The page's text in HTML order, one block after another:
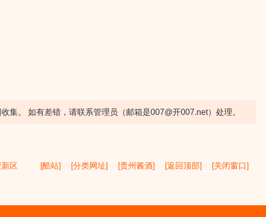
集。 如有差错，请联系管理员（邮箱是007@开007.net）处理。
区 [酷站] [分类网址] [贵州酱酒] [返回顶部] [关闭窗口]